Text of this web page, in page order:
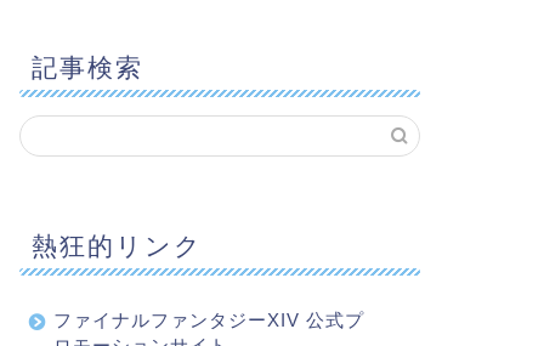
記事検索
熱狂的リンク
ファイナルファンタジーXIV 公式プ